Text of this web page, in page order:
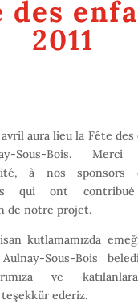
des
2011
avril aura lieu la Fête
Sous-Bois.
à nos sponsors
qui ont
de notre projet.
kutlamamızda
Sous-Bois
ve
ederiz.